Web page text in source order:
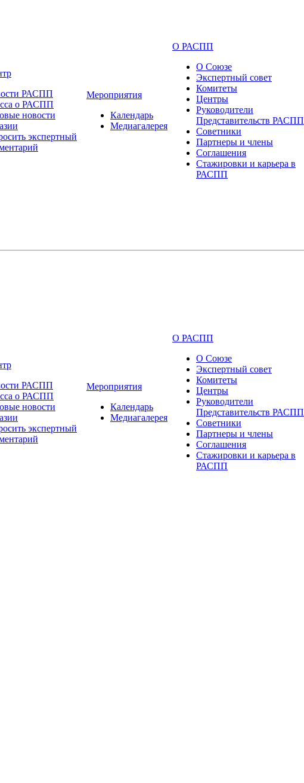
РАСПП
о РАСПП
новости
экспертный
Мероприятия
Календарь
Медиагалерея
О РАСПП
О Союзе
Экспертный совет
Комитеты
Центры
Руководители
Представительств РАСПП
Советники
Партнеры и члены
Соглашения
Стажировки и карьера в
РАСПП
РАСПП
о РАСПП
новости
экспертный
Мероприятия
Календарь
Медиагалерея
О РАСПП
О Союзе
Экспертный совет
Комитеты
Центры
Руководители
Представительств РАСПП
Советники
Партнеры и члены
Соглашения
Стажировки и карьера в
РАСПП